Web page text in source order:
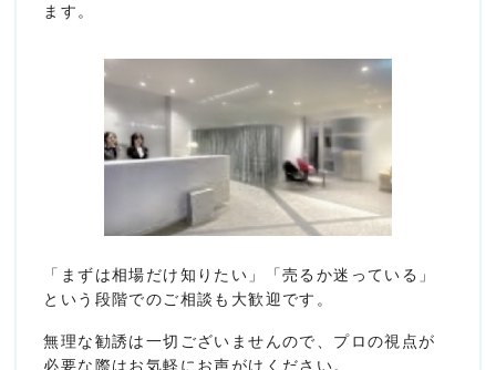
ます。
「まずは相場だけ知りたい」「売るか迷っている」
という段階でのご相談も大歓迎です。
無理な勧誘は一切ございませんので、プロの視点が
必要な際はお気軽にお声がけください。